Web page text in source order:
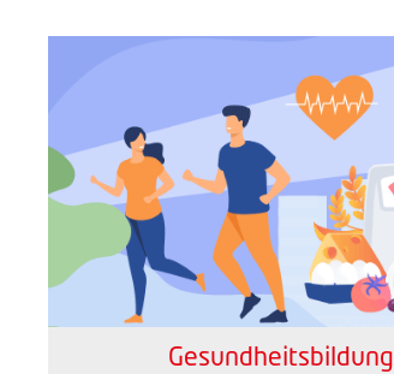
Gesundheitsbildung